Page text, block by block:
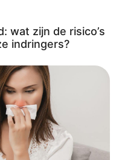
wat zijn de risico’s
indringers?